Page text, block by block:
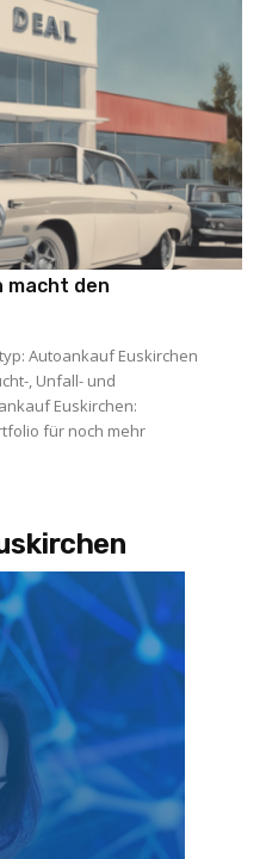
macht den
Autoankauf Euskirchen
, Unfall- und
Euskirchen:
für noch mehr